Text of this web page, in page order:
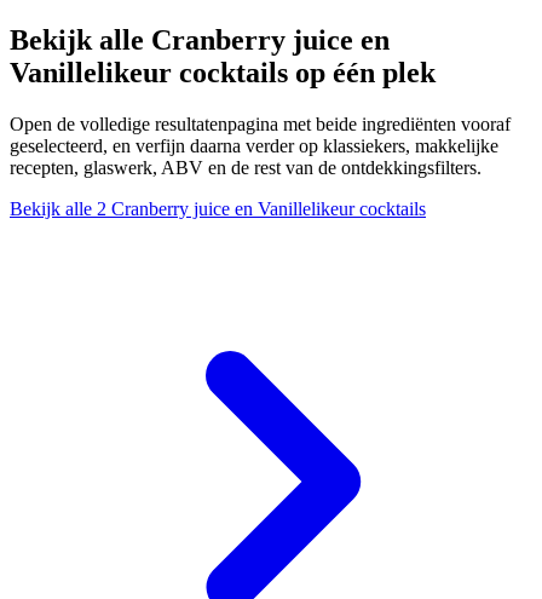
Bekijk alle Cranberry juice en
Vanillelikeur cocktails op één plek
Open de volledige resultatenpagina met beide ingrediënten vooraf
geselecteerd, en verfijn daarna verder op klassiekers, makkelijke
recepten, glaswerk, ABV en de rest van de ontdekkingsfilters.
Bekijk alle 2 Cranberry juice en Vanillelikeur cocktails